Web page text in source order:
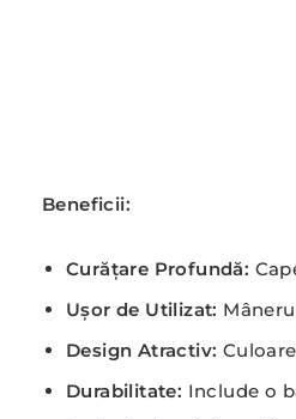
Beneficii:
Curățare Profundă:
Ușor de Utilizat:
Design Atractiv:
Durabilitate: Include o